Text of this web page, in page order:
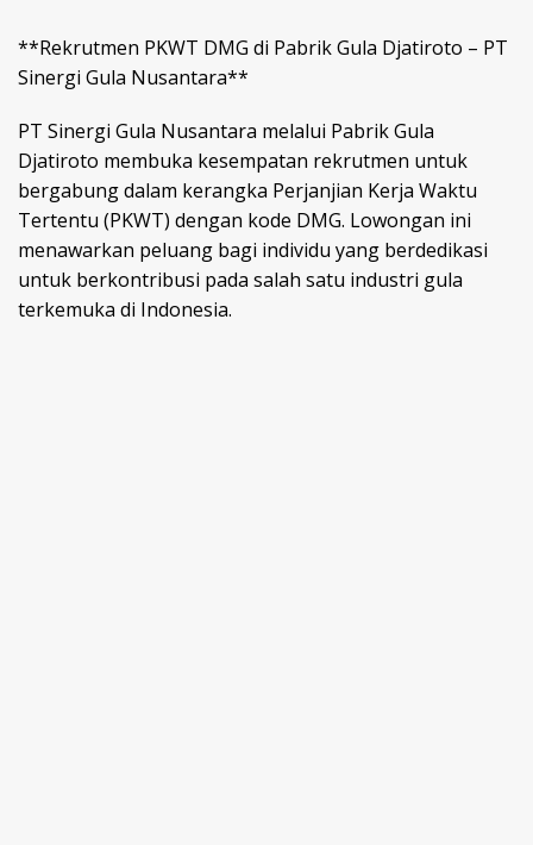
**Rekrutmen PKWT DMG di Pabrik Gula Djatiroto – PT
Sinergi Gula Nusantara**
PT Sinergi Gula Nusantara melalui Pabrik Gula
Djatiroto membuka kesempatan rekrutmen untuk
bergabung dalam kerangka Perjanjian Kerja Waktu
Tertentu (PKWT) dengan kode DMG. Lowongan ini
menawarkan peluang bagi individu yang berdedikasi
untuk berkontribusi pada salah satu industri gula
terkemuka di Indonesia.